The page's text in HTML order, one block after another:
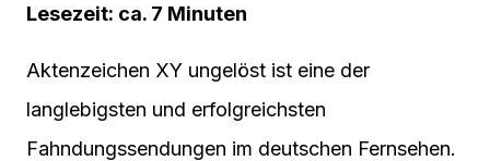
Lesezeit: ca. 7 Minuten
Aktenzeichen XY ungelöst ist eine der
langlebigsten und erfolgreichsten
Fahndungssendungen im deutschen Fernsehen.